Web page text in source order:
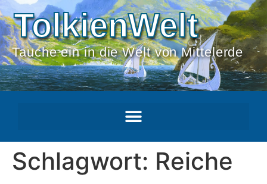
TolkienWelt
Tauche ein in die Welt von Mittelerde
Schlagwort: Reiche